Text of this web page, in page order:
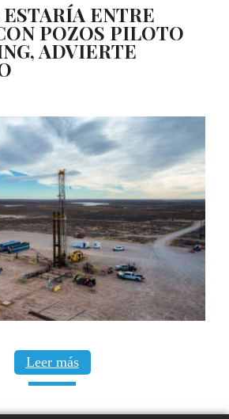
ENTRE
POZOS PILOTO
ADVIERTE
Leer más